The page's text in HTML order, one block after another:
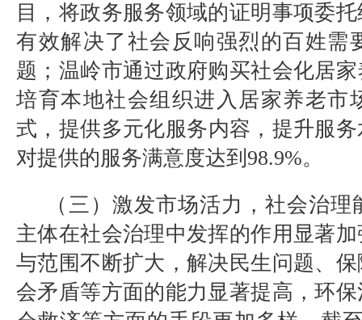
目，将政务服务领域的证明事项委
有效解决了社会反响强烈的百姓需
题；温岭市通过政府购买社会化居
培育本地社会组织进入居家养老市
式，提供多元化服务内容，提升服
对提供的服务满意度达到 98.9%。
（三）激发市场活力，社会治
主体在社会治理中发挥的作用显著
与范围不断扩大，解决民生问题、
会矛盾等方面的能力显著提高，环